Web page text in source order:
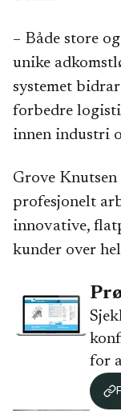
– Både store
unike
systemet
forbedre
innen industri
Grove Knutsen
profesjonelt
innovative,
kunder over
for